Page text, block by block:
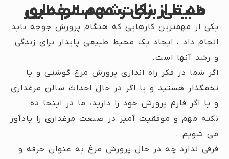
ده تا از نکات مهم مرغداری طبیعی برای رشد سالم طیور
یکی از مهمترین کارهایی که هنگام پرورش جوجه باید
انجام داد ، ایجاد یک محیط طبیعی پایدار برای زندگی
و رشد آنها است.
اگر شما در فکر راه اندازی پرورش مرغ گوشتی و یا
تخمگذار هستید و یا اگر در حال احداث سالن مرغداری
و یا اگر فارم پرورش خود را دارید، ما در اینجا ده
نکته مهم و موفقیت آمیز در صنعت مرغداری را یادآور
می شویم .
فرقی ندارد چه در حال پرورش مرغ به عنوان حرفه و